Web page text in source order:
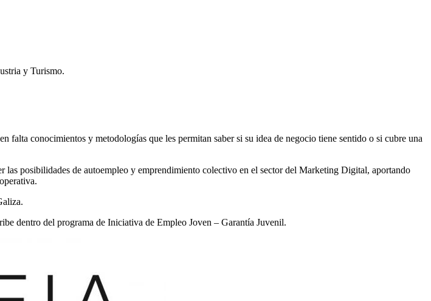
y Turismo.
conocimientos y metodologías que les permitan saber si su idea de negocio tiene sentido o si cubre una
posibilidades de autoempleo y emprendimiento colectivo en el sector del Marketing Digital, aportando
dentro del programa de Iniciativa de Empleo Joven – Garantía Juvenil.